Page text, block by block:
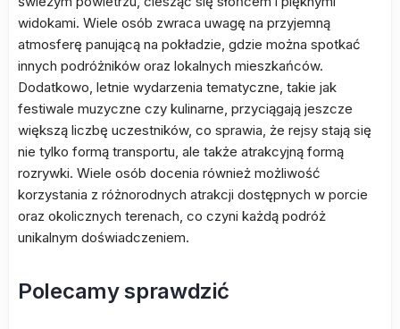
widokami. Wiele osób zwraca uwagę na przyjemną
atmosferę panującą na pokładzie, gdzie można spotkać
innych podróżników oraz lokalnych mieszkańców.
Dodatkowo, letnie wydarzenia tematyczne, takie jak
festiwale muzyczne czy kulinarne, przyciągają jeszcze
większą liczbę uczestników, co sprawia, że rejsy stają się
nie tylko formą transportu, ale także atrakcyjną formą
rozrywki. Wiele osób docenia również możliwość
korzystania z różnorodnych atrakcji dostępnych w porcie
oraz okolicznych terenach, co czyni każdą podróż
unikalnym doświadczeniem.
Polecamy sprawdzić